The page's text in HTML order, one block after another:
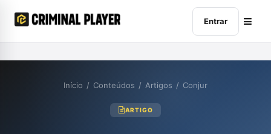
Entrar
Início / Conteúdos / Artigos / Conjur
ARTIGO